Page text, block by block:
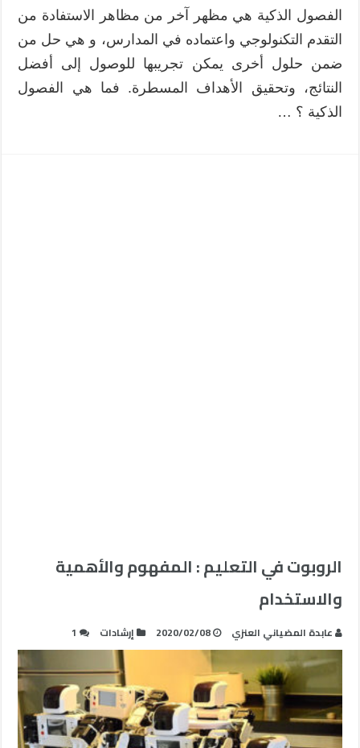
الفصول الذكية هي مظهر آخر من مظاهر الاستفادة من
التقدم التكنولوجي واعتماده في المدارس، و هي حل من
ضمن حلول أخرى يمكن تجريبها للوصول إلى أفضل
النتائج، وتحقيق الأهداف المسطرة. فما هي الفصول
الذكية ؟ …
الروبوت في التعليم : المفهوم والأهمية
والاستخدام
عابدة المضياني العنزي 2020/02/08 إرشادات 1